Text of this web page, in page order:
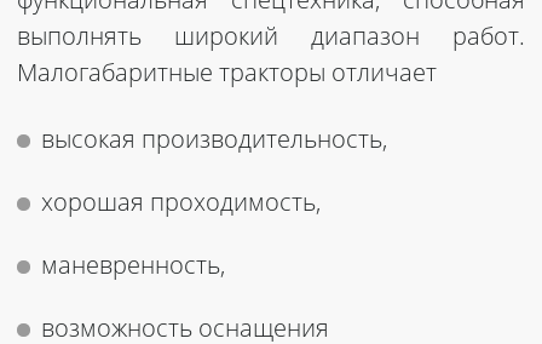
выполнять широкий диапазон работ.
Малогабаритные тракторы отличает
высокая производительность,
хорошая проходимость,
маневренность,
возможность оснащения